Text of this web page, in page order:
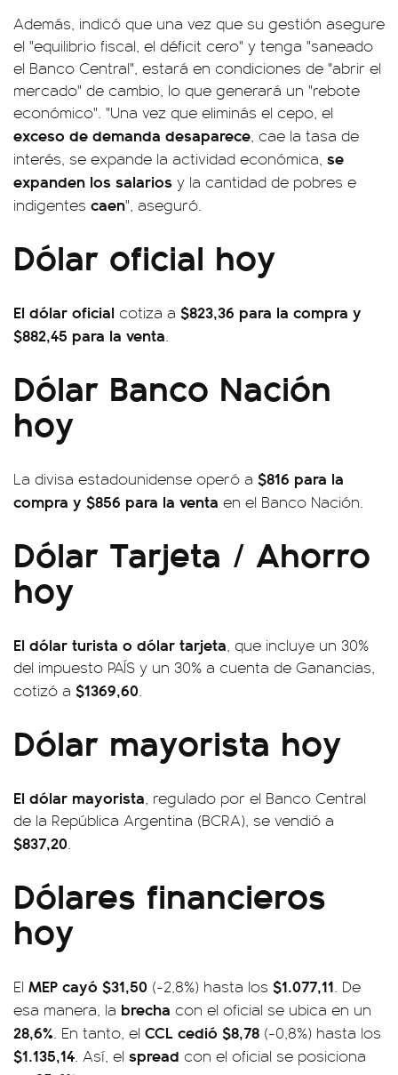
Además, indicó que una vez que su gestión asegure
el "equilibrio fiscal, el déficit cero" y tenga "saneado
el Banco Central", estará en condiciones de "abrir el
mercado" de cambio, lo que generará un "rebote
económico". "Una vez que eliminás el cepo, el
exceso de demanda desaparece, cae la tasa de
interés, se expande la actividad económica, se
expanden los salarios y la cantidad de pobres e
indigentes caen", aseguró.
Dólar oficial hoy
El dólar oficial cotiza a $823,36 para la compra y
$882,45 para la venta.
Dólar Banco Nación
hoy
La divisa estadounidense operó a $816 para la
compra y $856 para la venta en el Banco Nación.
Dólar Tarjeta / Ahorro
hoy
El dólar turista o dólar tarjeta, que incluye un 30%
del impuesto PAÍS y un 30% a cuenta de Ganancias,
cotizó a $1369,60.
Dólar mayorista hoy
El dólar mayorista, regulado por el Banco Central
de la República Argentina (BCRA), se vendió a
$837,20.
Dólares financieros
hoy
El MEP cayó $31,50 (-2,8%) hasta los $1.077,11. De
esa manera, la brecha con el oficial se ubica en un
28,6%. En tanto, el CCL cedió $8,78 (-0,8%) hasta los
$1.135,14. Así, el spread con el oficial se posiciona